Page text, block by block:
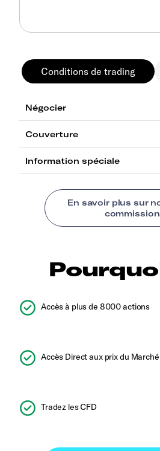
Conditions de trading
Accès à plus de 8000 actions
Accès Direct aux prix du
Tradez les CFD